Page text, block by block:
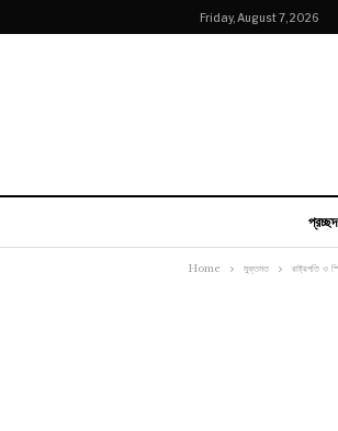
Friday, August 7, 2026
প্রচ্ছদ
Home মুক্তমত রাষ্ট্রপতি ও